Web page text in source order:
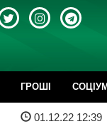
ГРОШІ CОЦІУМ
01.12.22 12:39